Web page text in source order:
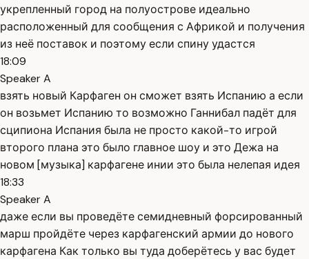
укрепленный город на полуострове идеально
расположенный для сообщения с Африкой и получения
из неё поставок и поэтому если спину удастся
18:09
Speaker A
взять новый Карфаген он сможет взять Испанию а если
он возьмет Испанию то возможно Ганнибал падёт для
сципиона Испания была не просто какой-то игрой
второго плана это было главное шоу и это Дежа на
новом [музыка] карфагене инии это была нелепая идея
18:33
Speaker A
даже если вы проведёте семидневный форсированный
марш пройдёте через карфагенский армии до нового
карфагена Как только вы туда доберётесь у вас будет